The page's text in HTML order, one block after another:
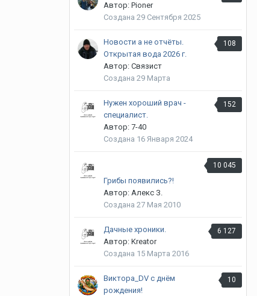
Автор: Pioner
Создана 29 Сентября 2025
108
Новости а не отчёты.
Открытая вода 2026 г.
Автор: Связист
Создана 29 Марта
152
Нужен хороший врач -
специалист.
Автор: 7-40
Создана 16 Января 2024
10 045
Грибы появились?!
Автор: Алекс З.
Создана 27 Мая 2010
6 127
Дачные хроники.
Автор: Kreator
Создана 15 Марта 2016
10
Виктора_DV с днём
рождения!